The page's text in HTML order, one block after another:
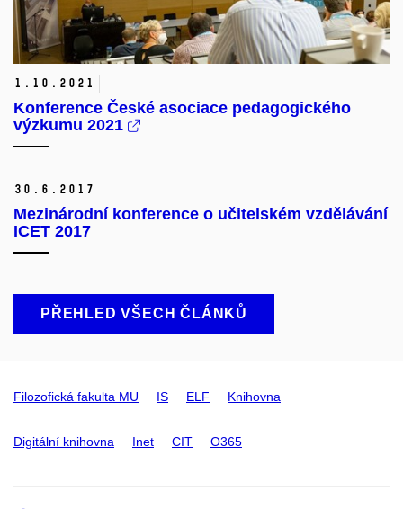
1. 10. 2021
Konference České asociace pedagogického
výzkumu 2021
30. 6. 2017
Mezinárodní konference o učitelském vzdělávání
ICET 2017
PŘEHLED VŠECH ČLÁNKŮ
Filozofická fakulta MU IS ELF Knihovna
Digitální knihovna Inet CIT O365